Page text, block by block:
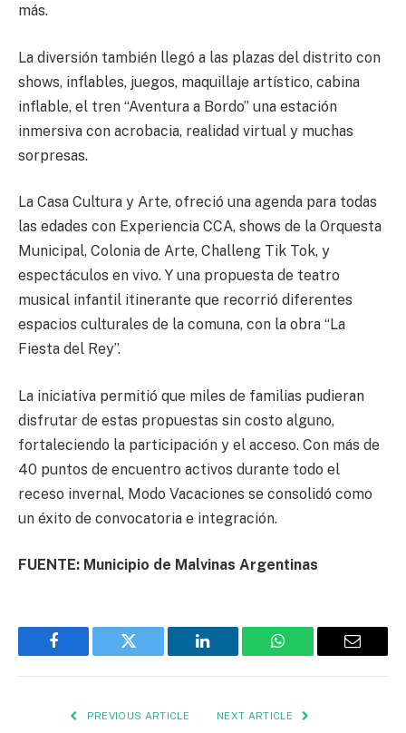
más.
La diversión también llegó a las plazas del distrito con
shows, inflables, juegos, maquillaje artístico, cabina
inflable, el tren “Aventura a Bordo” una estación
inmersiva con acrobacia, realidad virtual y muchas
sorpresas.
La Casa Cultura y Arte, ofreció una agenda para todas
las edades con Experiencia CCA, shows de la Orquesta
Municipal, Colonia de Arte, Challeng Tik Tok, y
espectáculos en vivo. Y una propuesta de teatro
musical infantil itinerante que recorrió diferentes
espacios culturales de la comuna, con la obra “La
Fiesta del Rey”.
La iniciativa permitió que miles de familias pudieran
disfrutar de estas propuestas sin costo alguno,
fortaleciendo la participación y el acceso. Con más de
40 puntos de encuentro activos durante todo el
receso invernal, Modo Vacaciones se consolidó como
un éxito de convocatoria e integración.
FUENTE: Municipio de Malvinas Argentinas
Facebook Twitter LinkedIn WhatsApp Email
PREVIOUS ARTICLE NEXT ARTICLE